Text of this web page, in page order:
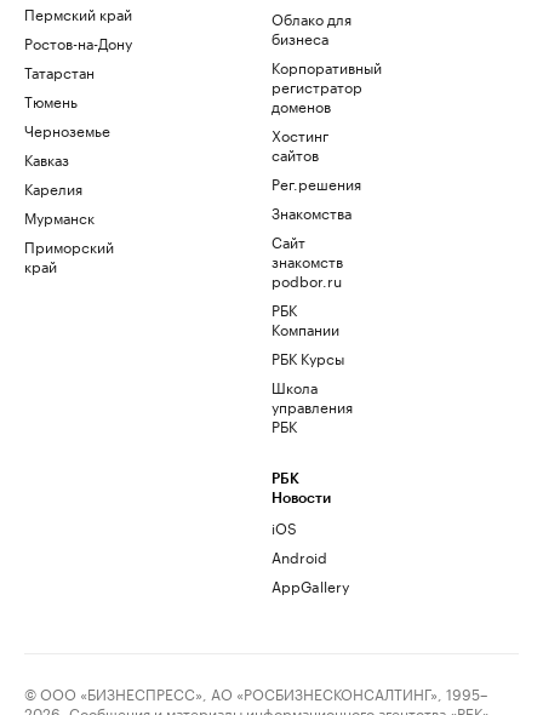
Пермский край
Ростов-на-Дону
Татарстан
Тюмень
Черноземье
Кавказ
Карелия
Мурманск
Приморский
край
Облако для
бизнеса
Корпоративный
регистратор
доменов
Хостинг
сайтов
Рег.решения
Знакомства
Сайт
знакомств
podbor.ru
РБК
Компании
РБК Курсы
Школа
управления
РБК
РБК
Новости
iOS
Android
AppGallery
© ООО «БИЗНЕСПРЕСС», АО «РОСБИЗНЕСКОНСАЛТИНГ», 1995–